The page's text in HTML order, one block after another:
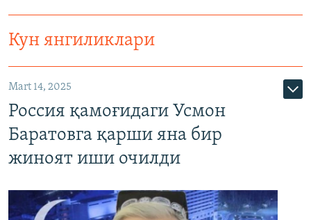
Кун янгиликлари
Mart 14, 2025
Россия қамоғидаги Усмон
Баратовга қарши яна бир
жиноят иши очилди